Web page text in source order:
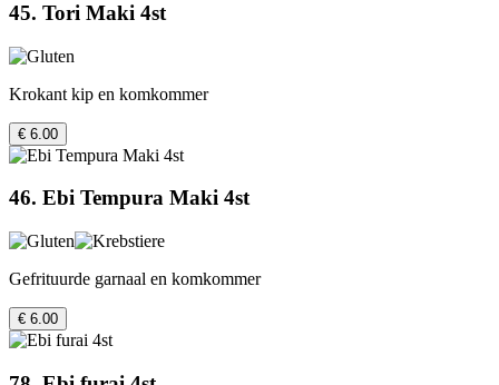
45. Tori Maki 4st
Krokant kip en komkommer
€ 6.00
46. Ebi Tempura Maki 4st
Gefrituurde garnaal en komkommer
€ 6.00